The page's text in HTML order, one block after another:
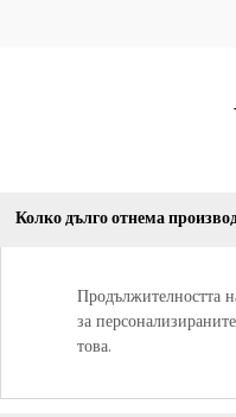
Колко дълго отнема
Продължителността
за
това.